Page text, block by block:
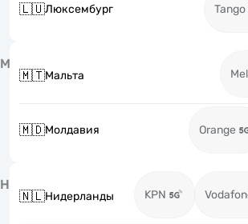
🇱🇺Люксембург Tango
М
🇲🇹Мальта
🇲🇩Молдавия Orange
Н
🇳🇱Нидерланды KPN